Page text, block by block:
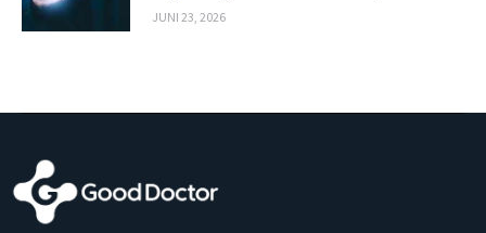
JUNI 23, 2026